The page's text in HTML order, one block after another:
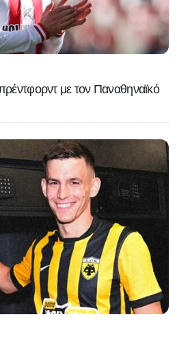
με τον Παναθηναϊκό